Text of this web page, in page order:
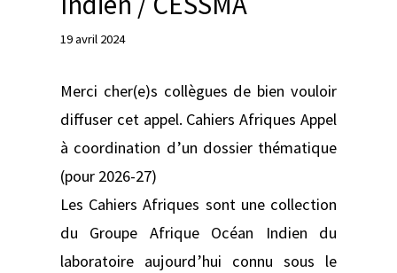
19 avril 2024
Merci cher(e)s collègues de bien vouloir
diffuser cet appel. Cahiers Afriques Appel
à coordination d’un dossier thématique
(pour 2026-27)
Les Cahiers Afriques sont une collection
du Groupe Afrique Océan Indien du
laboratoire aujourd’hui connu sous le